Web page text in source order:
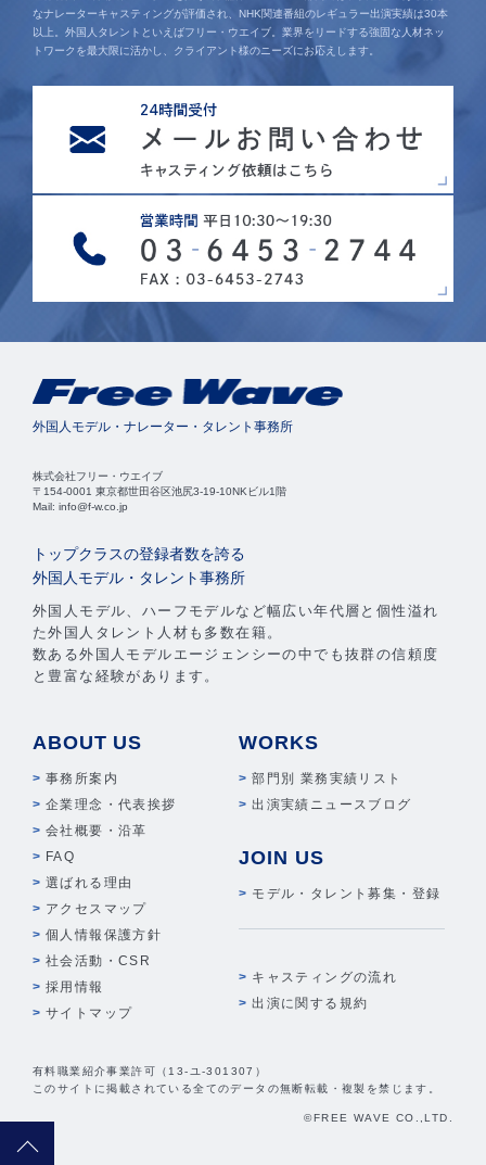
なナレーターキャスティングが評価され、NHK関連番組のレギュラー出演実績は30本
以上。外国人タレントといえばフリー・ウエイブ。業界をリードする強固な人材ネッ
トワークを最大限に活かし、クライアント様のニーズにお応えします。
外国人モデル・ナレーター・タレント事務所
株式会社フリー・ウエイブ
〒154-0001 東京都世田谷区池尻3-19-10NKビル1階
Mail: info@f-w.co.jp
トップクラスの登録者数を誇る
外国人モデル・タレント事務所
外国人モデル、ハーフモデルなど幅広い年代層と個性溢れ
た外国人タレント人材も多数在籍。
数ある外国人モデルエージェンシーの中でも抜群の信頼度
と豊富な経験があります。
ABOUT US
事務所案内
企業理念・代表挨拶
会社概要・沿革
FAQ
選ばれる理由
アクセスマップ
個人情報保護方針
社会活動・CSR
採用情報
サイトマップ
WORKS
部門別 業務実績リスト
出演実績ニュースブログ
JOIN US
モデル・タレント募集・登録
キャスティングの流れ
出演に関する規約
有料職業紹介事業許可（13-ユ-301307）
このサイトに掲載されている全てのデータの無断転載・複製を禁じます。
©FREE WAVE CO.,LTD.